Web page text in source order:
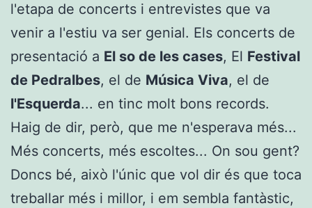
l'etapa de concerts i entrevistes que va
venir a l'estiu va ser genial. Els concerts de
presentació a El so de les cases, El Festival
de Pedralbes, el de Música Viva, el de
l'Esquerda... en tinc molt bons records.
Haig de dir, però, que me n'esperava més...
Més concerts, més escoltes... On sou gent?
Doncs bé, això l'únic que vol dir és que toca
treballar més i millor, i em sembla fantàstic,